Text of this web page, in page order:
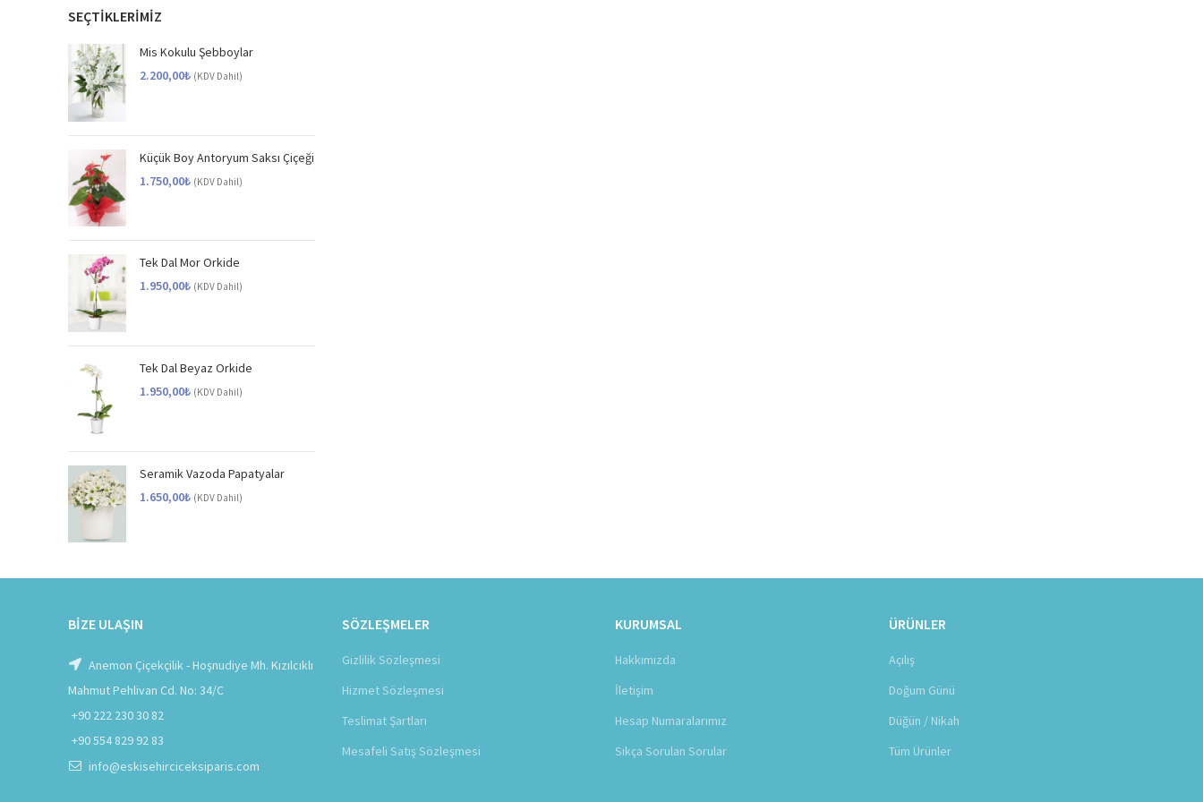
SEÇTİKLERİMİZ
Mis Kokulu Şebboylar
2.200,00₺ (KDV Dahil)
Küçük Boy Antoryum Saksı Çiçeği
1.750,00₺ (KDV Dahil)
Tek Dal Mor Orkide
1.950,00₺ (KDV Dahil)
Tek Dal Beyaz Orkide
1.950,00₺ (KDV Dahil)
Seramik Vazoda Papatyalar
1.650,00₺ (KDV Dahil)
BIZE ULAŞIN
Anemon Çiçekçilik - Hoşnudiye Mh. Kızılcıklı
Mahmut Pehlivan Cd. No: 34/C
+90 222 230 30 82
+90 554 829 92 83
info@eskisehirciceksiparis.com
SÖZLEŞMELER
Gizlilik Sözleşmesi
Hizmet Sözleşmesi
Teslimat Şartları
Mesafeli Satış Sözleşmesi
KURUMSAL
Hakkımızda
İletişim
Hesap Numaralarımız
Sıkça Sorulan Sorular
ÜRÜNLER
Açılış
Doğum Günü
Düğün / Nikah
Tüm Ürünler